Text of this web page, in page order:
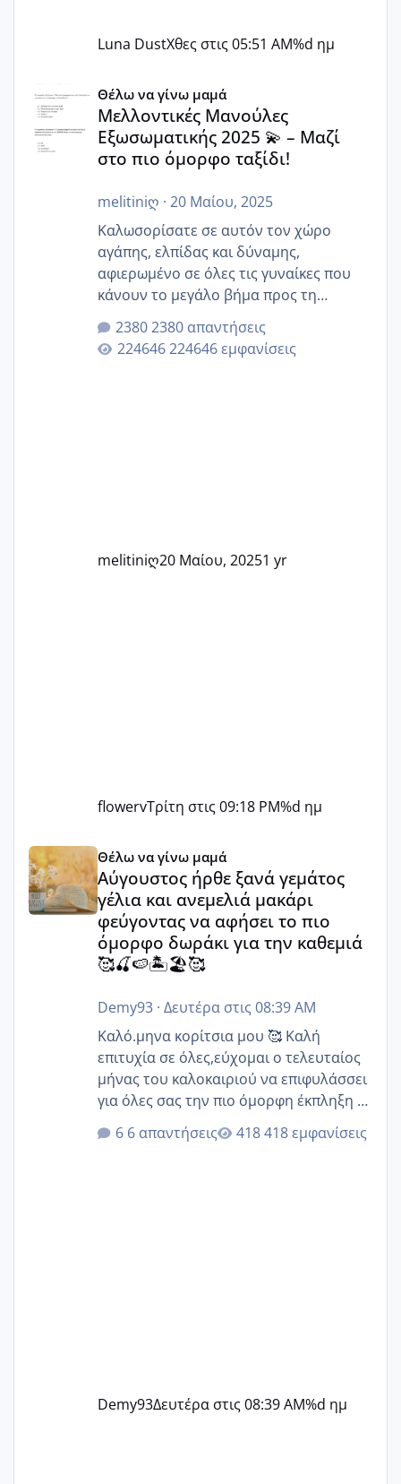
Luna DustΧθες στις 05:51 AM%d ημ
Μελλοντικές Μανούλες Εξωσωματικής 2025 💫 – Μαζί
Θέλω να γίνω μαμά
Μελλοντικές Μανούλες
Εξωσωματικής 2025 💫 – Μαζί
στο πιο όμορφο ταξίδι!
melitiniღ · 20 Μαίου, 2025
Καλωσορίσατε σε αυτόν τον χώρο
αγάπης, ελπίδας και δύναμης,
αφιερωμένο σε όλες τις γυναίκες που
κάνουν το μεγάλο βήμα προς τη
μητρότητα μέσω εξωσωματικής το 2025.
Εδώ θα μοιραστούμε αγωνίες, χαρές,
εμπειρίες και κάθε μικρή ή μεγάλη
2380 απαντήσεις
224646 εμφανίσεις
melitiniღ20 Μαίου, 20251 yr
flowervΤρίτη στις 09:18 PM%d ημ
Αύγουστος ήρθε ξανά γεμάτος γέλια και ανεμελιά
Θέλω να γίνω μαμά
Αύγουστος ήρθε ξανά γεμάτος
γέλια και ανεμελιά μακάρι
φεύγοντας να αφήσει το πιο
όμορφο δωράκι για την καθεμιά
🥰🍒🍉🏝️🏖️🥰
Demy93· Δευτέρα στις 08:39 AM
Καλό.μηνα κορίτσια μου 🥰 Καλή
επιτυχία σε όλες,εύχομαι ο τελευταίος
μήνας του καλοκαιριού να επιφυλάσσει
για όλες σας την πιο όμορφη έκπληξη 🧿
@Elk @Melikara86 @Παρασκευαιδου
@Zenia z @melitiniღ @Christi.D.
6 απαντήσεις 418 εμφανίσεις
Demy93Δευτέρα στις 08:39 AM%d ημ